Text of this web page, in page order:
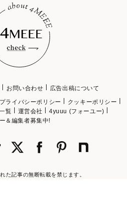
お問い合わせ
広告出稿について
プライバシーポリシー
クッキーポリシー
覧
運営会社
4yuuu (フォーユー)
＆編集者募集中!
た記事の無断転載を禁じます。